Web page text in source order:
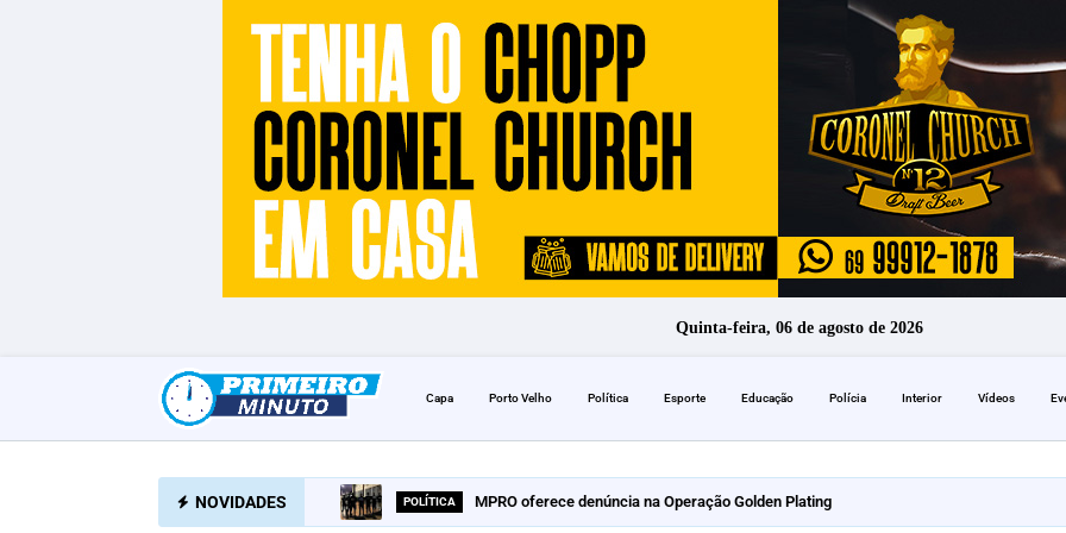
Quinta-feira, 06 de agosto de 2026
Capa Porto Velho Política Esporte Educação Polícia Interior Vídeos
NOVIDADES POLÍTICA MPRO oferece denúncia na Operação Golden Plating